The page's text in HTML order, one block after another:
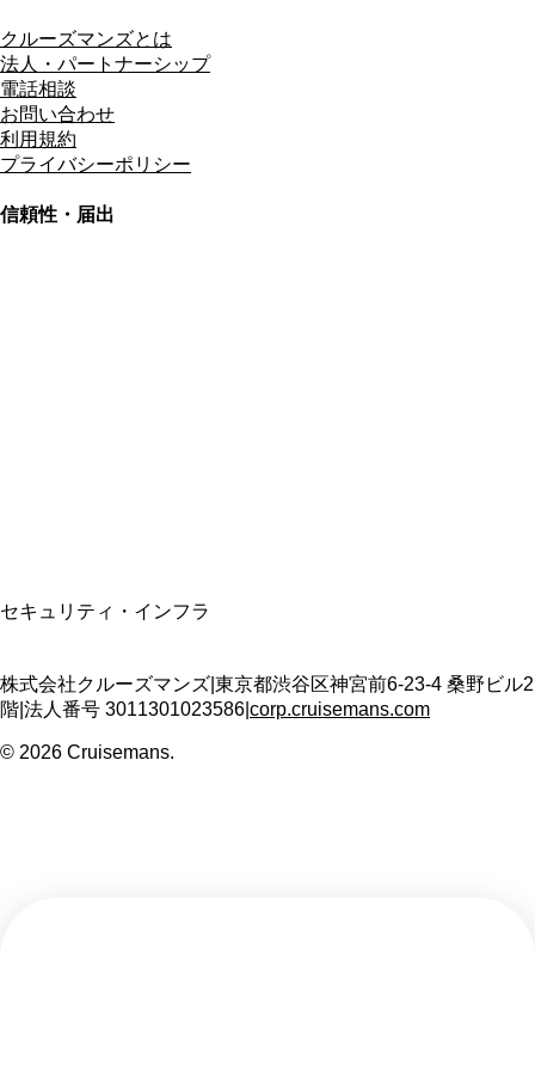
クルーズマンズとは
法人・パートナーシップ
電話相談
お問い合わせ
利用規約
プライバシーポリシー
信頼性・届出
セキュリティ・インフラ
株式会社クルーズマンズ 東京都渋谷区神宮前6-23-4 桑野ビル2
階 法人番号 3011301023586 corp.cruisemans.com
© 2026 Cruisemans.